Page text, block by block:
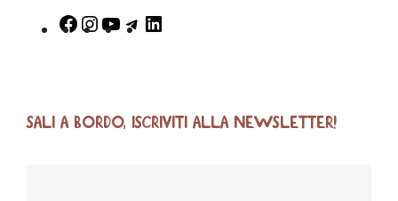
SALI A BORDO, ISCRIVITI ALLA NEWSLETTER!